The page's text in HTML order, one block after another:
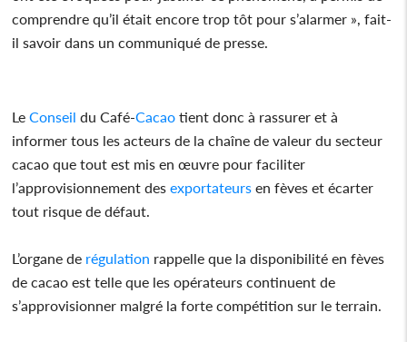
comprendre qu’il était encore trop tôt pour s’alarmer », fait-
il savoir dans un communiqué de presse.
LeConseil du Café-Cacao tient donc à rassurer et à
informer tous les acteurs de la chaîne de valeur du secteur
cacao que tout est mis en œuvre pour faciliter
l’approvisionnement desexportateurs en fèves et écarter
tout risque de défaut.
L’organe de régulation rappelle que la disponibilité en fèves
de cacao est telle que les opérateurs continuent de
s’approvisionner malgré la forte compétition sur le terrain.